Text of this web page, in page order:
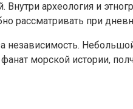
археология и
рассматривать при
независимость.
морской истории,